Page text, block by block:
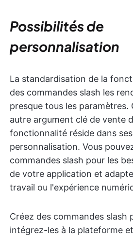
Possibilités de
personnalisation
La standardisation de la
des commandes slash les
presque tous les paramètres.
autre argument clé de vente
fonctionnalité réside dans
personnalisation. Vous
commandes slash pour les
de votre application et
travail ou l'expérience
Créez des commandes slash
intégrez-les à la plateforme